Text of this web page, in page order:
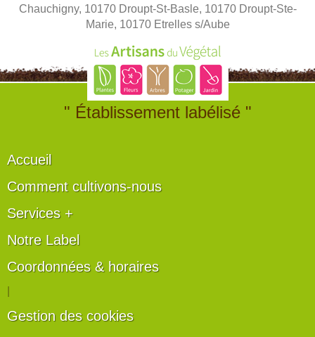
Chauchigny, 10170 Droupt-St-Basle, 10170 Droupt-Ste-
Marie, 10170 Etrelles s/Aube
" Établissement labélisé "
Accueil
Comment cultivons-nous
Services +
Notre Label
Coordonnées & horaires
Gestion des cookies